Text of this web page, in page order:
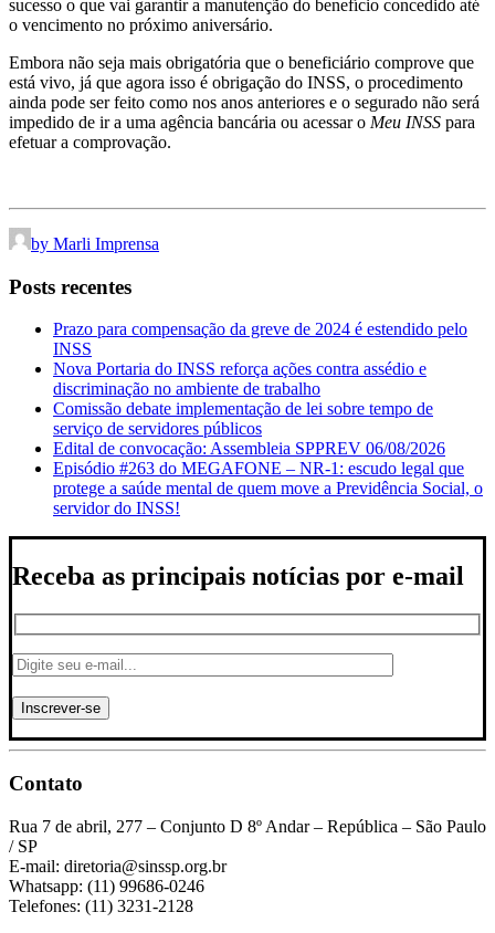
sucesso o que vai garantir a manutenção do benefício concedido até
o vencimento no próximo aniversário.
Embora não seja mais obrigatória que o beneficiário comprove que
está vivo, já que agora isso é obrigação do INSS, o procedimento
ainda pode ser feito como nos anos anteriores e o segurado não será
impedido de ir a uma agência bancária ou acessar o Meu INSS para
efetuar a comprovação.
by Marli Imprensa
Posts recentes
Prazo para compensação da greve de 2024 é estendido pelo
INSS
Nova Portaria do INSS reforça ações contra assédio e
discriminação no ambiente de trabalho
Comissão debate implementação de lei sobre tempo de
serviço de servidores públicos
Edital de convocação: Assembleia SPPREV 06/08/2026
Episódio #263 do MEGAFONE – NR-1: escudo legal que
protege a saúde mental de quem move a Previdência Social, o
servidor do INSS!
Receba as principais notícias por e-mail
Contato
Rua 7 de abril, 277 – Conjunto D 8º Andar – República – São Paulo
/ SP
E-mail: diretoria@sinssp.org.br
Whatsapp: (11) 99686-0246
Telefones: (11) 3231-2128